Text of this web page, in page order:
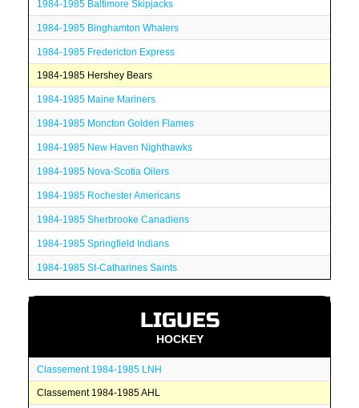
1984-1985 Baltimore Skipjacks
1984-1985 Binghamton Whalers
1984-1985 Fredericton Express
1984-1985 Hershey Bears
1984-1985 Maine Mariners
1984-1985 Moncton Golden Flames
1984-1985 New Haven Nighthawks
1984-1985 Nova-Scotia Oilers
1984-1985 Rochester Americans
1984-1985 Sherbrooke Canadiens
1984-1985 Springfield Indians
1984-1985 St-Catharines Saints
LIGUES
HOCKEY
Classement 1984-1985 LNH
Classement 1984-1985 AHL